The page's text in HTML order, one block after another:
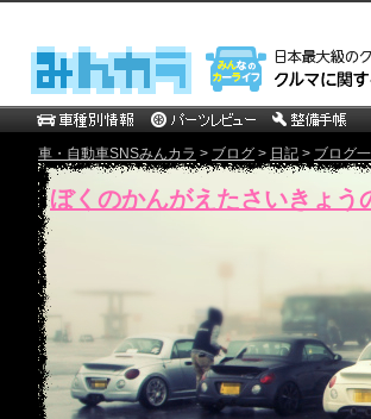
車・自動車SNSみんカラ > ブログ > 日記 > ブログ
ぼくのかんがえたさいきょう